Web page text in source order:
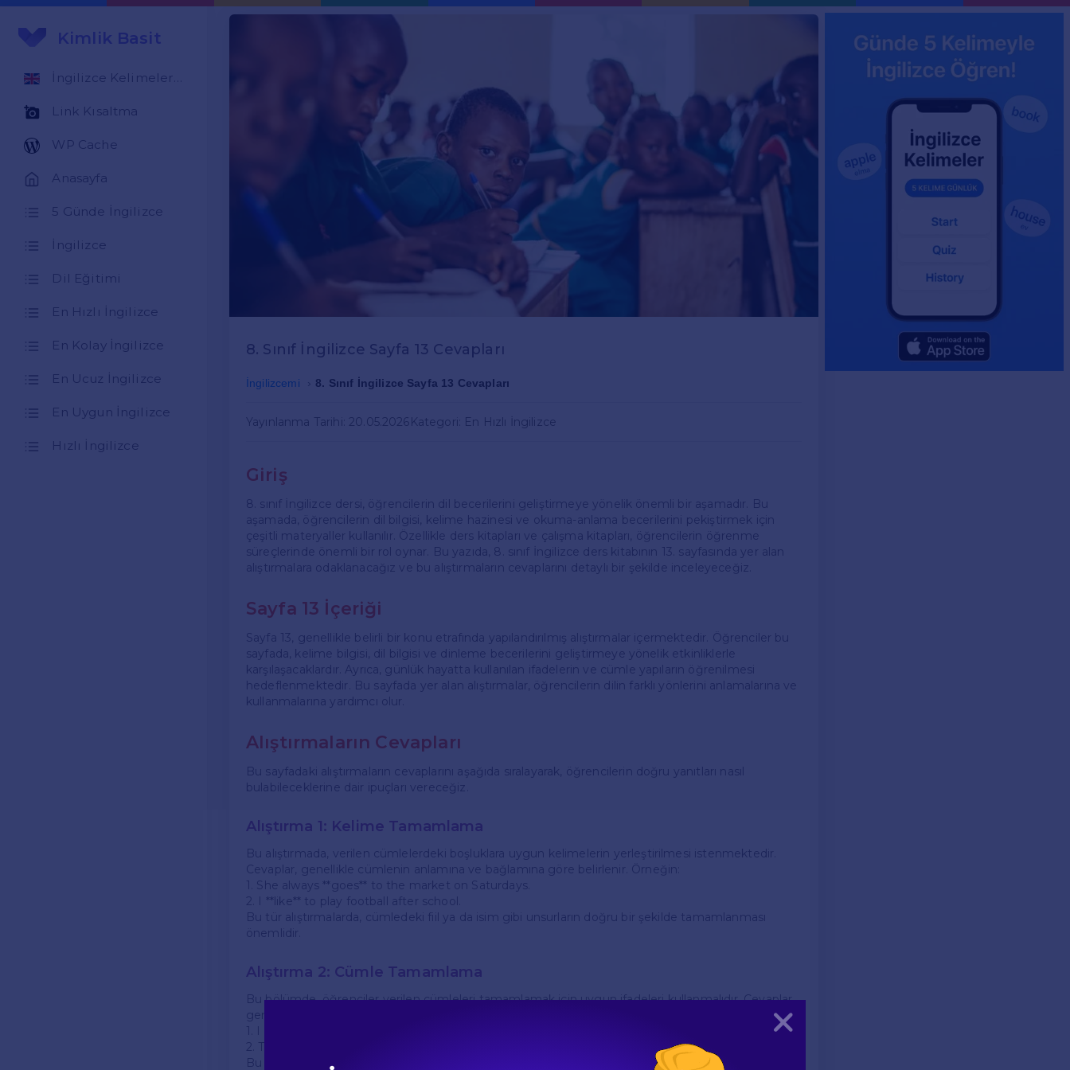
Kimlik Basit
Link Kısaltma
WP Cache
Anasayfa
5 Günde İngilizce
İngilizce
Dil Eğitimi
En Hızlı İngilizce
En Kolay İngilizce
En Ucuz İngilizce
En Uygun İngilizce
Hızlı İngilizce
8. Sınıf İngilizce Sayfa 13 Cevapları
İngilizcemi 8. Sınıf İngilizce Sayfa 13 Cevapları
Yayınlanma Tarihi: 20.05.2026 Kategori: En Hızlı İngilizce
Giriş
8. sınıf İngilizce dersi, öğrencilerin dil becerilerini geliştirmeye yönelik önemli bir aşamadır. Bu
aşamada, öğrencilerin dil bilgisi, kelime hazinesi ve okuma-anlama becerilerini pekiştirmek için
çeşitli materyaller kullanılır. Özellikle ders kitapları ve çalışma kitapları, öğrencilerin öğrenme
süreçlerinde önemli bir rol oynar. Bu yazıda, 8. sınıf İngilizce ders kitabının 13. sayfasında yer alan
alıştırmalara odaklanacağız ve bu alıştırmaların cevaplarını detaylı bir şekilde inceleyeceğiz.
Sayfa 13 İçeriği
Sayfa 13, genellikle belirli bir konu etrafında yapılandırılmış alıştırmalar içermektedir. Öğrenciler bu
sayfada, kelime bilgisi, dil bilgisi ve dinleme becerilerini geliştirmeye yönelik etkinliklerle
karşılaşacaklardır. Ayrıca, günlük hayatta kullanılan ifadelerin ve cümle yapıların öğrenilmesi
hedeflenmektedir. Bu sayfada yer alan alıştırmalar, öğrencilerin dilin farklı yönlerini anlamalarına ve
kullanmalarına yardımcı olur.
Alıştırmaların Cevapları
Bu sayfadaki alıştırmaların cevaplarını aşağıda sıralayarak, öğrencilerin doğru yanıtları nasıl
bulabileceklerine dair ipuçları vereceğiz.
Alıştırma 1: Kelime Tamamlama
Bu alıştırmada, verilen cümlelerdeki boşluklara uygun kelimelerin yerleştirilmesi istenmektedir.
Cevaplar, genellikle cümlenin anlamına ve bağlamına göre belirlenir. Örneğin:
1. She always **goes** to the market on Saturdays.
2. I **like** to play football after school.
Bu tür alıştırmalarda, cümledeki fiil ya da isim gibi unsurların doğru bir şekilde tamamlanması
önemlidir.
Alıştırma 2: Cümle Tamamlama
Bu bölümde, öğrenciler verilen cümleleri tamamlamak için uygun ifadeleri kullanmalıdır. Cevaplar
genellikle:
1. I usually **get up** at 7 AM.
2. They **are playing** in the park right now.
Bu tür alıştırmalarda, öğrencilerin dil bilgisi kurallarını ve zaman kullanımlarını iyi bilmeleri
Kapat